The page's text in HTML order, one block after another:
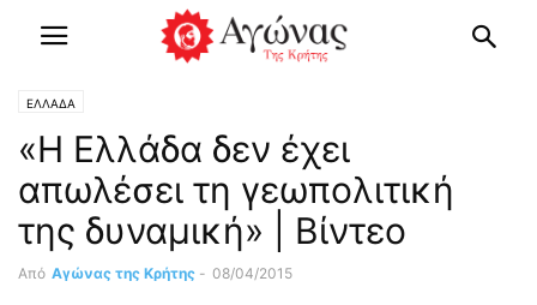
ΕΛΛΑΔΑ
«Η Ελλάδα δεν έχει
απωλέσει τη γεωπολιτική
της δυναμική» | Βίντεο
Από Αγώνας της Κρήτης - 08/04/2015